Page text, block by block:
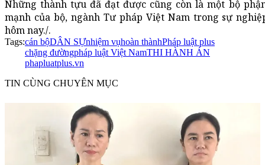
Những thành tựu đã đạt được cũng còn là một bộ
mạnh của bộ, ngành Tư pháp Việt Nam trong sự
hôm nay./.
Tags:cán bộDÂN SỰnhiệm vụhoàn thànhPháp luật plus
chặng đườngpháp luật Việt NamTHI HÀNH ÁN
phapluatplus.vn
TIN CÙNG CHUYÊN MỤC